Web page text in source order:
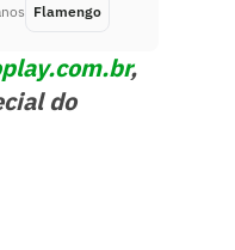
Flamengo
,
do